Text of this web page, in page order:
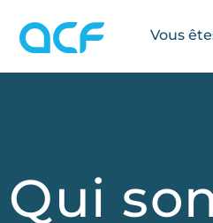
principal
Vous
Qui